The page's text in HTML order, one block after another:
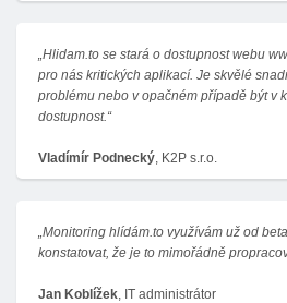
„Hlidam.to se stará o dostupnost webu
pro nás kritických aplikací. Je skvělé
problému nebo v opačném případě být v
dostupnost. “
Vladímír Podnecký , K2P s.r.o.
„Monitoring hlídám.to využívám už od
konstatovat, že je to mimořádně
Jan Koblížek , IT administrátor